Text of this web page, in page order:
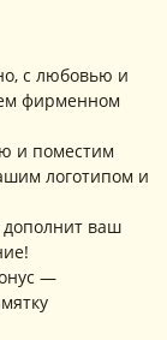
с любовью и
фирменном
и поместим
логотипом и
ваш
—